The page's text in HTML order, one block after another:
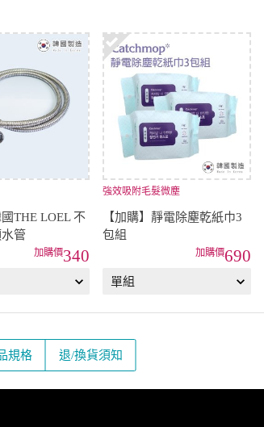
國THE LOEL 不
管
340
強效吸附毛髮微塵
【加購】靜電除塵乾紙巾3
包組
690
規格 退/換貨須知